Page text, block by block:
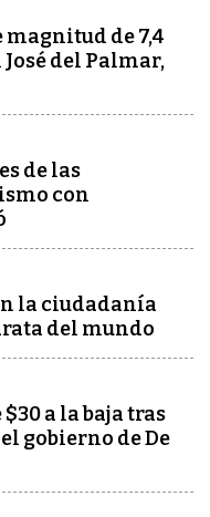
magnitud de 7,4
del Palmar,
de las
con
la ciudadanía
del mundo
a la baja tras
gobierno de De